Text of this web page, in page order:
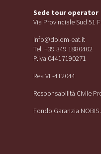
Sede tour operator
Via Provinciale Sud 51
info@dolom-eat.it
Tel. +39 349 1880402
P.iva 04417190271
Rea VE-412044
Responsabilità Civile
Fondo Garanzia NOBIS